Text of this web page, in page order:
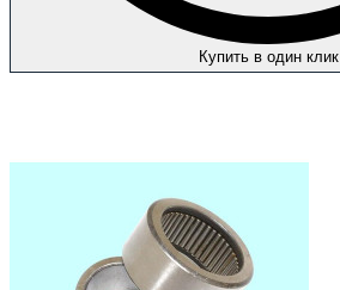
Купить в один клик